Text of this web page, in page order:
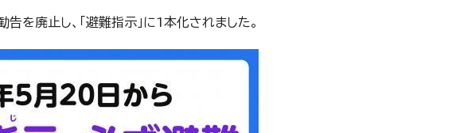
廃止し、「避難指示」に1本化されました。